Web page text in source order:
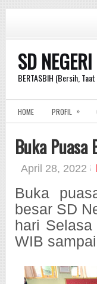
SD
BERTASBIH (Bersih,
HOME PROFIL »
Buka Puasa
April 28, 2022
Buka
besar SD
hari
WIB